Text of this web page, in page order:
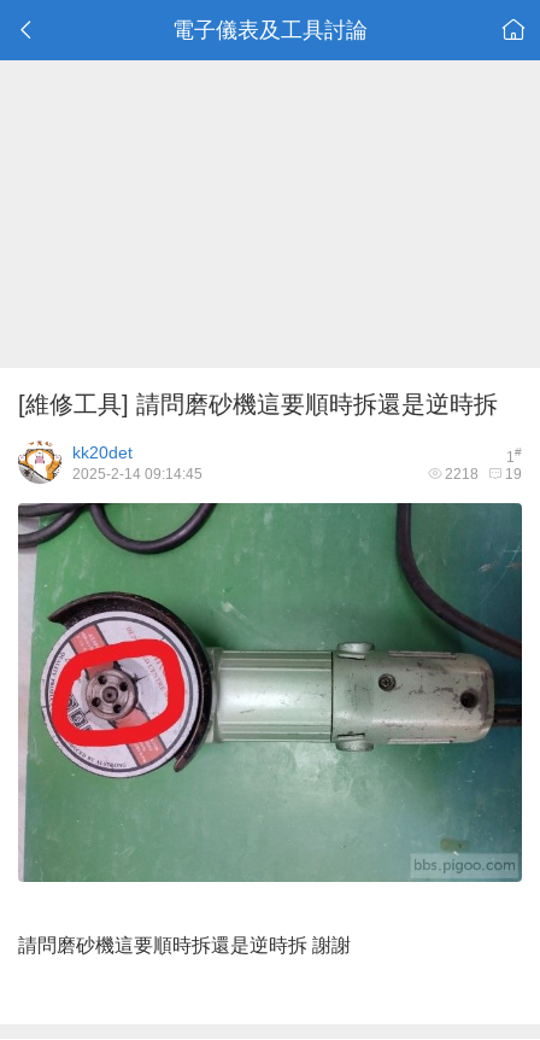
電子儀表及工具討論
[維修工具] 請問磨砂機這要順時拆還是逆時拆
1#
kk20det
2218 19
2025-2-14 09:14:45
請問磨砂機這要順時拆還是逆時拆 謝謝